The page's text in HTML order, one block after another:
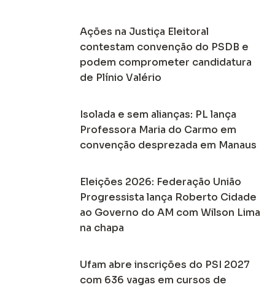
Ações na Justiça Eleitoral
contestam convenção do PSDB e
podem comprometer candidatura
de Plínio Valério
Isolada e sem alianças: PL lança
Professora Maria do Carmo em
convenção desprezada em Manaus
Eleições 2026: Federação União
Progressista lança Roberto Cidade
ao Governo do AM com Wilson Lima
na chapa
Ufam abre inscrições do PSI 2027
com 636 vagas em cursos de